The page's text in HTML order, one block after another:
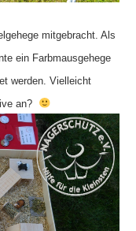
mitgebracht. Als
ein Farbmausgehege
werden. Vielleicht
an?